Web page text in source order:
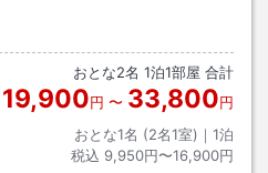
おとな2名 1泊1部屋 合計
19,900円 〜 33,800円
おとな1名 (2名1室)｜ 1泊
税込 9,950円〜16,900円